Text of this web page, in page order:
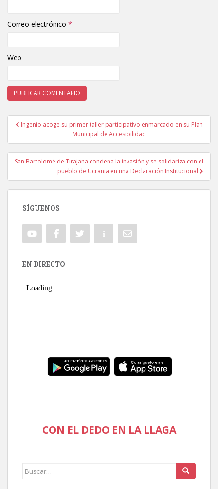
Correo electrónico *
Web
Navegación de entradas
Ingenio acoge su primer taller participativo enmarcado en su Plan
Municipal de Accesibilidad
San Bartolomé de Tirajana condena la invasión y se solidariza con el
pueblo de Ucrania en una Declaración Institucional
SÍGUENOS
EN DIRECTO
CON EL DEDO EN LA LLAGA
Buscar: